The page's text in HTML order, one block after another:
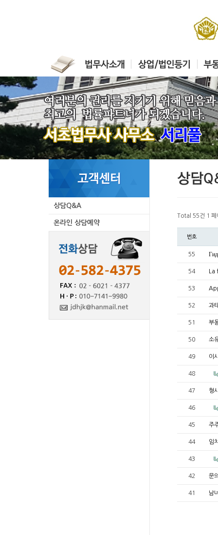
상담Q&A
온라인 상담예약
Total 55건 1 페
번호
55
54
53
52 과
51 부
50 소
49 이
48
47 형
46
45 주
44 임
43
42 문
41 남